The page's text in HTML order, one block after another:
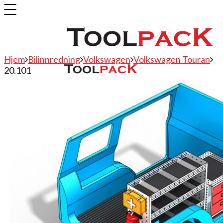
Hyundai
Isuzu
Mercedes
Mitsubishi
Nissan
Hjem Bilinnredning Volkswagen Volkswagen Touran
20.101